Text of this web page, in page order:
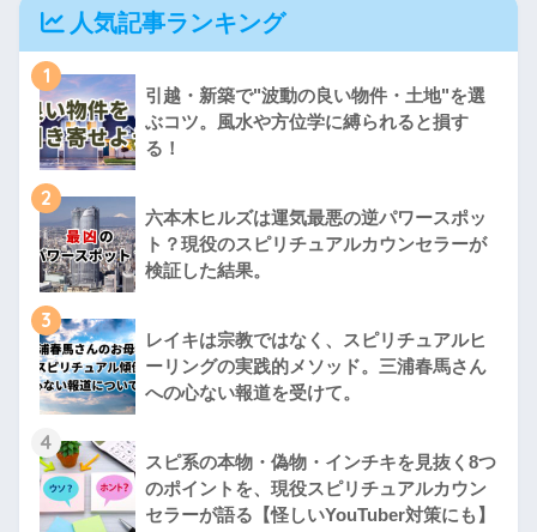
人気記事ランキング
1
引越・新築で"波動の良い物件・土地"を選
ぶコツ。風水や方位学に縛られると損す
る！
2
六本木ヒルズは運気最悪の逆パワースポッ
ト？現役のスピリチュアルカウンセラーが
検証した結果。
3
レイキは宗教ではなく、スピリチュアルヒ
ーリングの実践的メソッド。三浦春馬さん
への心ない報道を受けて。
4
スピ系の本物・偽物・インチキを見抜く8つ
のポイントを、現役スピリチュアルカウン
セラーが語る【怪しいYouTuber対策にも】